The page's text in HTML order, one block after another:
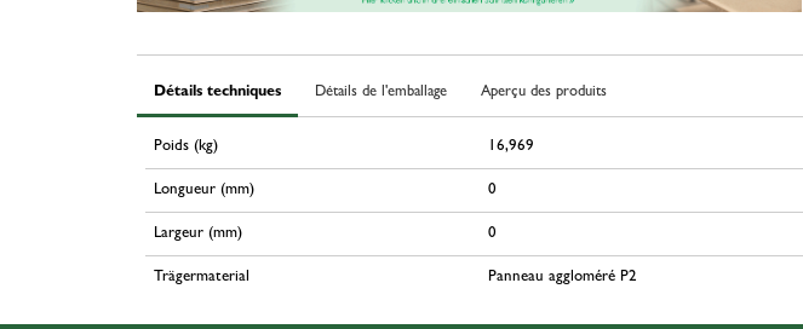
Détails techniques Détails de l'emballage Aperçu des produits
Poids (kg) 16,969
Longueur (mm) 0
Largeur (mm) 0
Trägermaterial Panneau aggloméré P2